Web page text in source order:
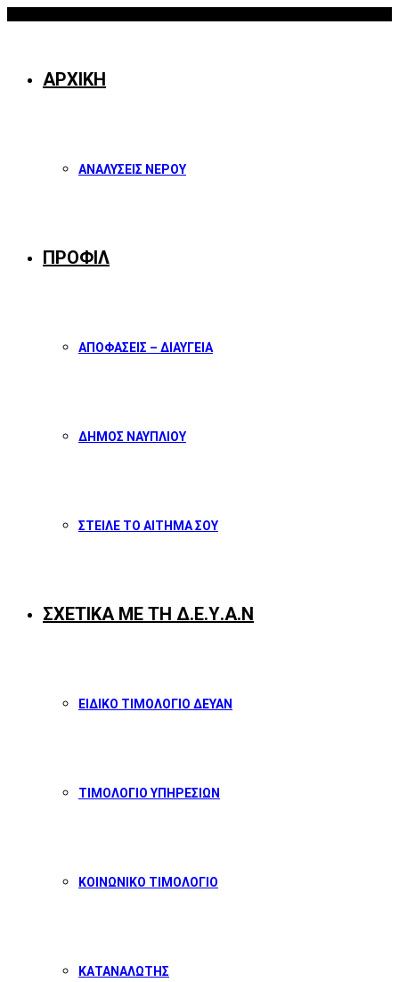
ΑΡΧΙΚΗ
ΑΝΑΛΥΣΕΙΣ ΝΕΡΟΥ
ΠΡΟΦΙΛ
ΑΠΟΦΑΣΕΙΣ – ΔΙΑΥΓΕΙΑ
ΔΗΜΟΣ ΝΑΥΠΛΙΟΥ
ΣΤΕΙΛΕ ΤΟ ΑΙΤΗΜΑ ΣΟΥ
ΣΧΕΤΙΚΑ ΜΕ ΤΗ Δ.Ε.Υ.Α.Ν
ΕΙΔΙΚΟ ΤΙΜΟΛΟΓΙΟ ΔΕΥΑΝ
ΤΙΜΟΛΟΓΙΟ ΥΠΗΡΕΣΙΩΝ
ΚΟΙΝΩΝΙΚΟ ΤΙΜΟΛΟΓΙΟ
ΚΑΤΑΝΑΛΩΤΗΣ